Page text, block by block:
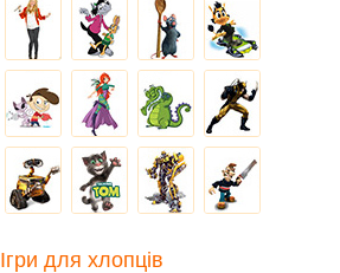
Ігри для хлопців